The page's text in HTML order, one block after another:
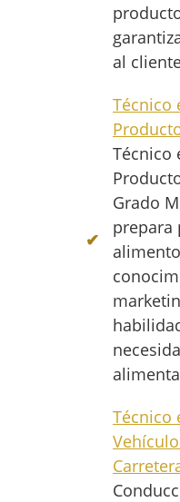
al
Técnico
Técnico
Grado
prepara
Técnico